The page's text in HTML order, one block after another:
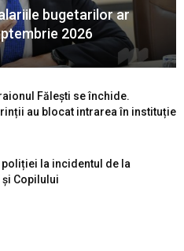
bugetarilor ar
2026
Fălești se închide.
au blocat intrarea în instituție
poliției la incidentul de la
și Copilului